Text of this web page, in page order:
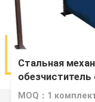
Стальная
полировщик
MOQ：1